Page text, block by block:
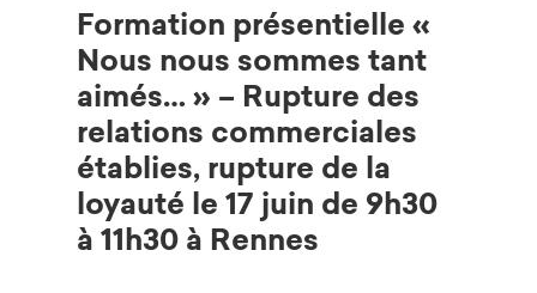
Formation présentielle «
Nous nous sommes tant
aimés… » – Rupture des
relations commerciales
établies, rupture de la
loyauté le 17 juin de 9h30
à 11h30 à Rennes